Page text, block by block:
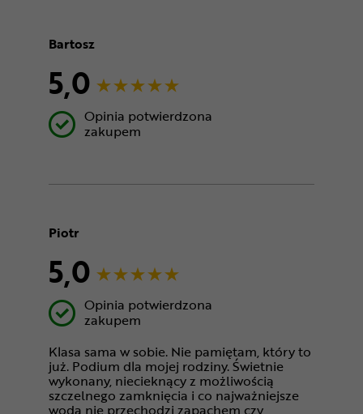
Bartosz
5,0
Opinia potwierdzona
zakupem
Piotr
5,0
Opinia potwierdzona
zakupem
Klasa sama w sobie. Nie pamiętam, który to
już. Podium dla mojej rodziny. Świetnie
wykonany, niecieknący z możliwością
szczelnego zamknięcia i co najważniejsze
woda nie przechodzi zapachem czy